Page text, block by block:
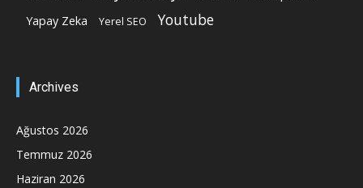
Yapay Zeka Yerel SEO Youtube
Archives
Ağustos 2026
Temmuz 2026
Haziran 2026